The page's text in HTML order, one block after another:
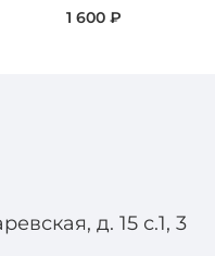
1 600 ₽
д. 15 с.1, 3